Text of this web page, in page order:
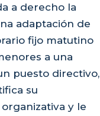
a derecho la
adaptación de
fijo matutino
a una
puesto directivo,
su
y le